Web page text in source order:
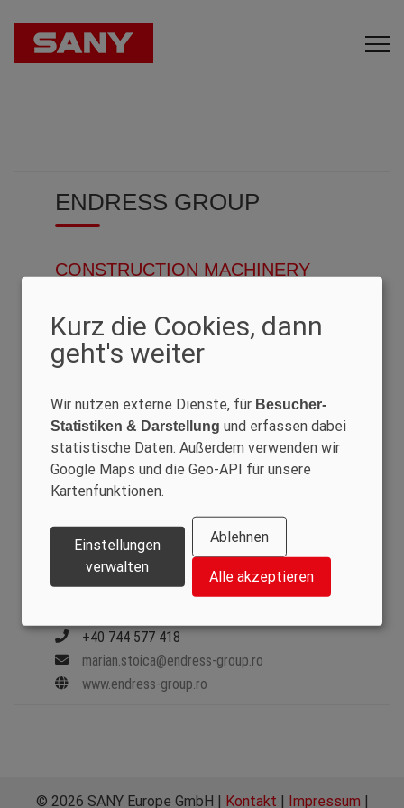
ENDRESS GROUP
CONSTRUCTION MACHINERY
Strada Medreșului 17
Bocșa 325300
+40 744 577 418
lf@endress-group.ro
www.endress-group.ro
PORT MACHINERY
Marian Stocia
Autostrada Bucuresti
Pitesti Km. 16 nr. 108
+40 744 577 418
marian.stoica@endress-group.ro
www.endress-group.ro
© 2026 SANY Europe GmbH | Kontakt | Impressum |
Kurz die Cookies, dann
geht's weiter
Wir nutzen externe Dienste, für Besucher-
Statistiken & Darstellung und erfassen dabei
statistische Daten. Außerdem verwenden wir
Google Maps und die Geo-API für unsere
Kartenfunktionen.
Einstellungen
verwalten
Ablehnen
Alle akzeptieren